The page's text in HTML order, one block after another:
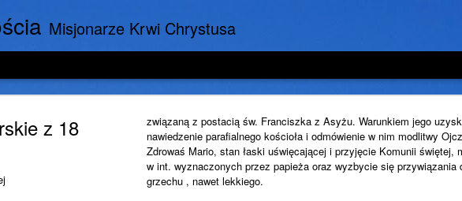
Misjonarze Krwi Chrystusa
z 18
związaną z postacią św. Franciszka z Asyżu. Warunkiem jego
nawiedzenie parafialnego kościoła i odmówienie w nim modlitwy
Zdrowaś Mario, stan łaski uświęcającej i przyjęcie Komunii świętej,
w int. wyznaczonych przez papieża oraz wyzbycie się przywiązania
grzechu , nawet lekkiego.